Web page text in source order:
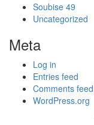
Soubise 49
Uncategorized
Meta
Log in
Entries feed
Comments feed
WordPress.org